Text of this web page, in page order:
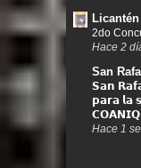
Licantén
2do
Hace 2
San
𝗦𝗮𝗻
𝗽𝗮𝗿𝗮 𝗹𝗮
Hace 1